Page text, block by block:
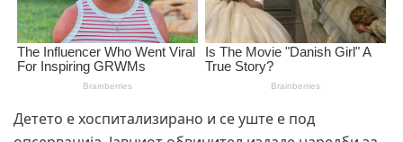
Детето е хоспитализирано и се уште е под